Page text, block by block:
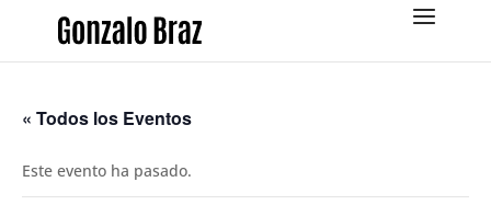
« Todos los Eventos
Este evento ha pasado.